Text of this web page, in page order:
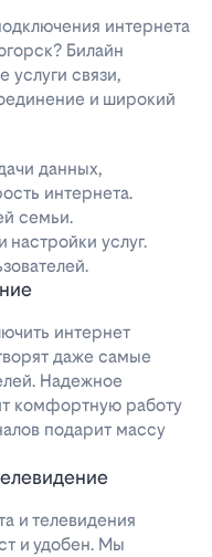
интернета
Билайн
услуги связи,
и широкий
данных,
интернета.
семьи.
услуг.
интернет
даже самые
Надежное
комфортную работу
подарит массу
и телевидения
и удобен. Мы